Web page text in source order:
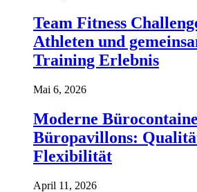
Team Fitness
Athleten und
Training Erlebnis
Mai 6, 2026
Moderne
Büropavillons:
Flexibilität
April 11, 2026